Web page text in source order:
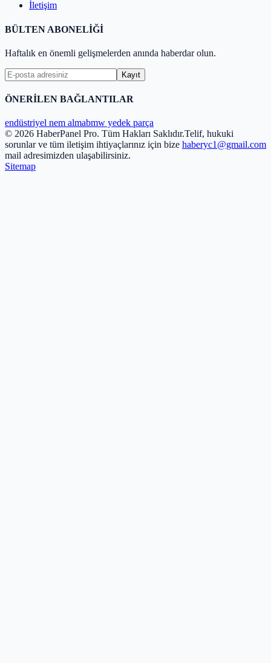
İletişim
BÜLTEN ABONELİĞİ
Haftalık en önemli gelişmelerden anında haberdar olun.
Kayıt
ÖNERİLEN BAĞLANTILAR
endüstriyel nem almabmw yedek parça
© 2026 HaberPanel Pro. Tüm Hakları Saklıdır.Telif, hukuki
sorunlar ve tüm iletişim ihtiyaçlarınız için bize haberyc1@gmail.com
mail adresimizden ulaşabilirsiniz.
Sitemap